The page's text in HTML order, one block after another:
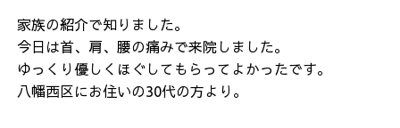
家族の紹介で知りました。
今日は首、肩、腰の痛みで来院しました。
ゆっくり優しくほぐしてもらってよかったです。
八幡西区にお住いの30代の方より。